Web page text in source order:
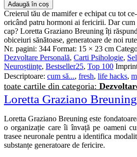
Adaugă în coș
Creierul tău de mamifer e echipat cu tot
oricând patru hormoni ai fericirii. Dar cum
cap? Loretta Graziano Breuning îți
obiceiuri sănătoase, generatoare de noi
Nr. pagini: 344 Format: 15 × 23 cm
Dezvoltare Personală, Carti Psihologie,
Neuroștiințe, Bestseller25, Top 100
Descriptoare: cum să..., fresh, life hacks,
toate cartile din categoria:
Loretta Graziano Breuning
Loretta Graziano Breuning este
o organizație care îi învață pe oameni
trasee neuronale pentru a identifica
substanțe generatoare de fericire.